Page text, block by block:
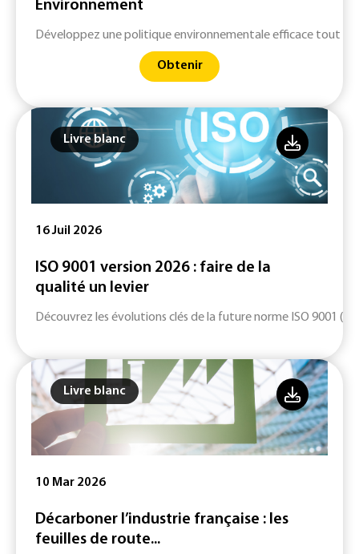
Environnement
Développez une politique environnementale efficace tout
Obtenir
Livre blanc
16 Juil 2026
ISO 9001 version 2026 : faire de la
qualité un levier
Découvrez les évolutions clés de la future norme ISO 9001
Livre blanc
10 Mar 2026
Décarboner l’industrie française : les
feuilles de route...